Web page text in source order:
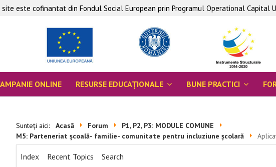
site este cofinantat din Fondul Social European prin Programul Operational Capital
ONLINE RESURSE EDUCAŢIONALE BUNE PRACTICI
Sunteți aici: Acasă Forum
P1, P2, P3: MODULE COMUNE
M5: Parteneriat școală- familie- comunitate pentru incluziune școlară
Index Recent Topics Search